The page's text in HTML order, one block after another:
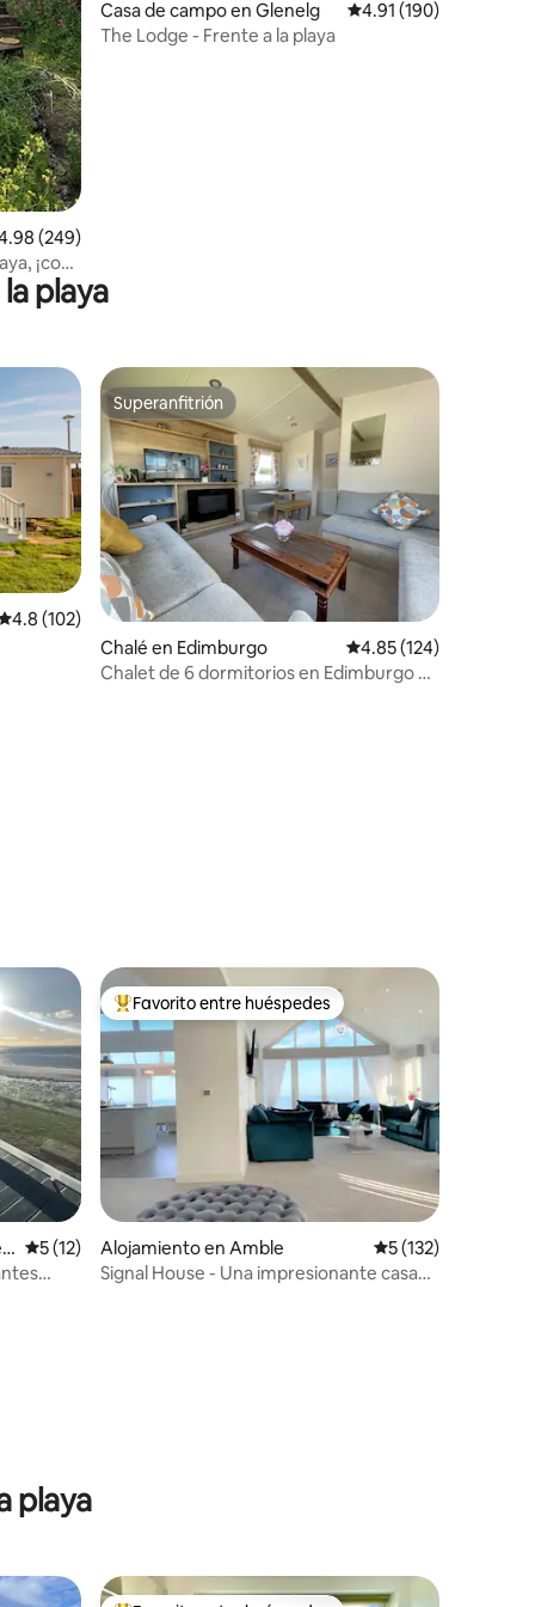
promedio: 4.98 de 5, 249 reseñas
(249)
¡con
Casa de campo en Glenelg Calificación promedio:
4.91 (190)
The Lodge - Frente a la playa
playa
promedio: 4.8 de 5, 102 reseñas
4.8 (102)
Superanfitrión
Superanfitrión
Chalé en Edimburgo Calificación promedio:
4.85 (124)
Chalet de 6 dormitorios en Edimburgo a
Calificación promedio: 5 de 5, 12 reseñas
5 (12)
Favorito entre huéspedes preferido
Favorito entre huéspedes
Alojamiento en Amble Calificación
5 (132)
Signal House - Una impresionante casa
playa